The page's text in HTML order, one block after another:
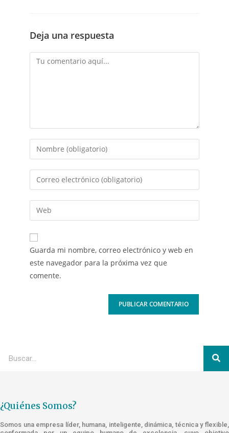
Deja una respuesta
Guarda mi nombre, correo electrónico y web en
este navegador para la próxima vez que
comente.
¿Quiénes Somos?
Somos una empresa líder, humana, inteligente, dinámica, técnica y flexible,